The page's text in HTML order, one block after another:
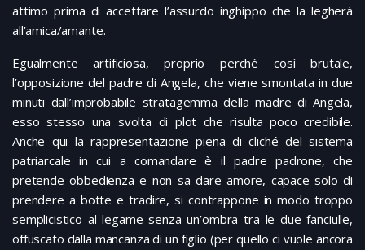
attimo prima di accettare l’assurdo inghippo che la legherà
all’amica/amante.
Egualmente artificiosa, proprio perché così brutale,
l’opposizione del padre di Angela, che viene smontata in due
minuti dall’improbabile stratagemma della madre di Angela,
esso stesso una svolta di plot che risulta poco credibile.
Anche qui la rappresentazione piena di cliché del sistema
patriarcale in cui a comandare è il padre padrone, che
pretende obbedienza e non sa dare amore, capace solo di
prendere a botte e tradire, si contrappone in modo troppo
semplicistico al legame senza un’ombra tra le due fanciulle,
offuscato dalla mancanza di un figlio (per quello ci vuole ancora